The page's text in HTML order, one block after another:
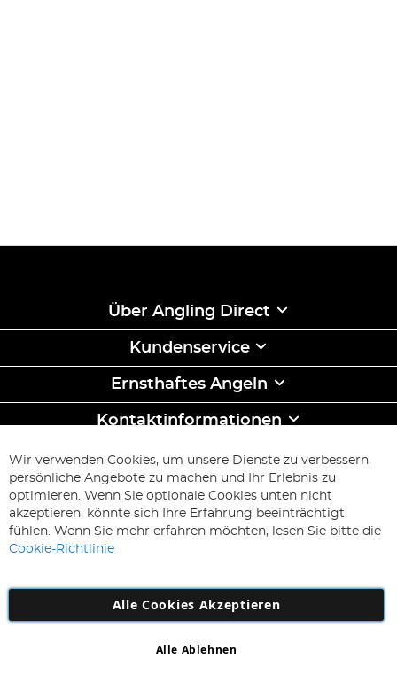
Über Angling Direct
Kundenservice
Ernsthaftes Angeln
Kontaktinformationen
ABONNIEREN & SPAREN
Melden
Sie
unseren
Newsletter
Abonnieren
Wir verwenden Cookies, um unsere Dienste zu verbessern,
persönliche Angebote zu machen und Ihr Erlebnis zu
optimieren. Wenn Sie optionale Cookies unten nicht
akzeptieren, könnte sich Ihre Erfahrung beeinträchtigt
fühlen. Wenn Sie mehr erfahren möchten, lesen Sie bitte die
Cookie-Richtlinie
Alle Cookies Akzeptieren
Alle Ablehnen